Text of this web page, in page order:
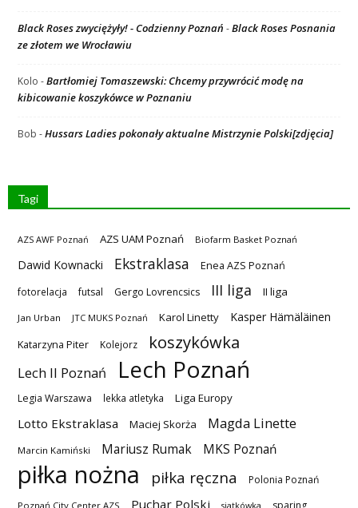
Black Roses zwyciężyły! - Codzienny Poznań -Black Roses Posnania
ze złotem we Wrocławiu
Kolo -Bartłomiej Tomaszewski: Chcemy przywrócić modę na
kibicowanie koszykówce w Poznaniu
Bob -Hussars Ladies pokonały aktualne Mistrzynie Polski[zdjęcia]
Tagi
AZS AWF Poznań AZS UAM Poznań Biofarm Basket Poznań
Dawid Kownacki Ekstraklasa Enea AZS Poznań
fotorelacja futsal Gergo Lovrencsics III liga II liga
Jan Urban JTC MUKS Poznań Karol Linetty Kasper Hämäläinen
Katarzyna Piter Kolejorz koszykówka
Lech II Poznań Lech Poznań
Legia Warszawa lekka atletyka Liga Europy
Lotto Ekstraklasa Maciej Skorża Magda Linette
Marcin Kamiński Mariusz Rumak MKS Poznań
piłka nożna piłka ręczna Polonia Poznań
Poznań City Center AZS Puchar Polski siatkówka